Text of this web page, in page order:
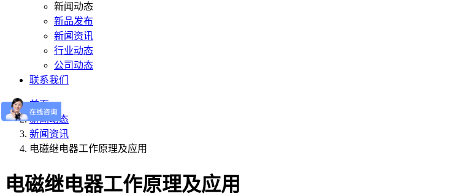
新闻动态
新品发布
新闻资讯
行业动态
公司动态
联系我们
首页
新闻动态
新闻资讯
电磁继电器工作原理及应用
电磁继电器工作原理及应用